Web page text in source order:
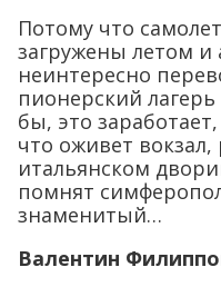
Потому что
загружены летом
неинтересно
пионерский
бы, это
что оживет вокзал,
итальянском
помнят
знаменитый…
Валентин